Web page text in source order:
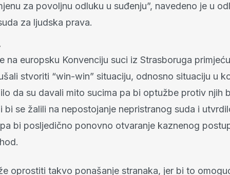
za povoljnu odluku u suđenju”, navedeno je u
za ljudska prava.
na europsku Konvenciju suci iz Strasboruga
stvoriti “win-win” situaciju, odnosno situaciju u
da su davali mito sucima pa bi optužbe protiv njih
bi se žalili na nepostojanje nepristranog suda i
bi posljedično ponovno otvaranje kaznenog
oprostiti takvo ponašanje stranaka, jer bi to